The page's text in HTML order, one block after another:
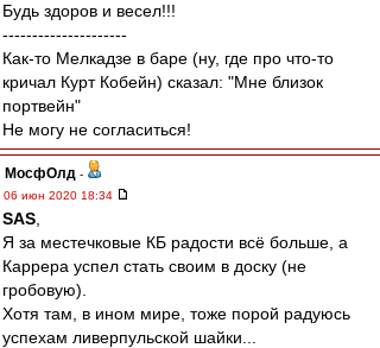
Будь здоров и весел!!!
---------------------
Как-то Мелкадзе в баре (ну, где про что-то
кричал Курт Кобейн) сказал: "Мне близок
портвейн"
Не могу не согласиться!
МосфОлд -
06 июн 2020 18:34
SAS
Я за местечковые КБ радости всё больше, а
Каррера успел стать своим в доску (не
гробовую).
Хотя там, в ином мире, тоже порой радуюсь
успехам ливерпульской шайки...